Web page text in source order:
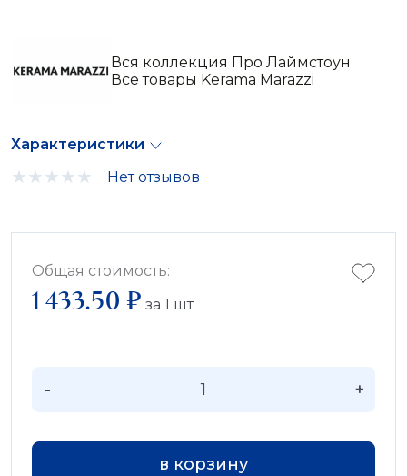
Вся коллекция Про Лаймстоун
Все товары Kerama Marazzi
Характеристики
Нет отзывов
Общая стоимость:
1 433.50 ₽ за 1 шт
- +
в корзину